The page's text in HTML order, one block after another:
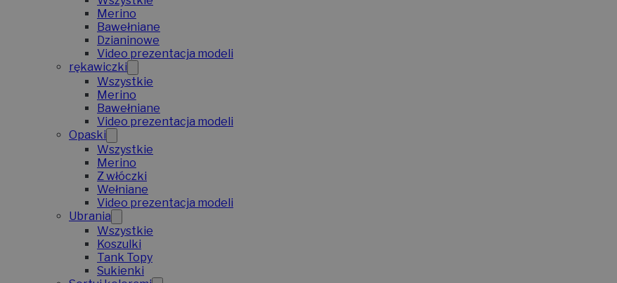
Merino
Bawełniane
Dzianinowe
Video prezentacja modeli
rękawiczki
Wszystkie
Merino
Bawełniane
Video prezentacja modeli
Opaski
Wszystkie
Merino
Z włóczki
Wełniane
Video prezentacja modeli
Ubrania
Wszystkie
Koszulki
Tank Topy
Sukienki